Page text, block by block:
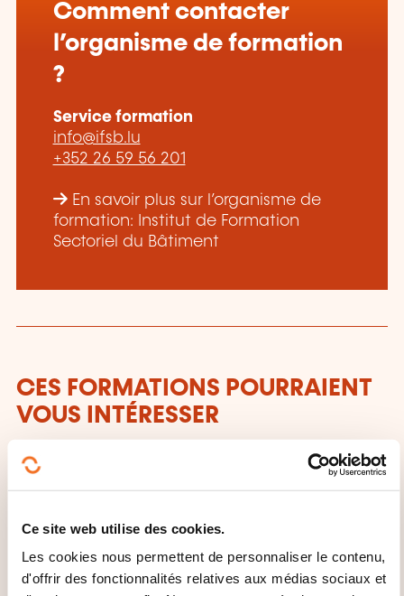
Ce site web utilise des cookies.
Les cookies nous permettent de personnaliser le contenu,
d'offrir des fonctionnalités relatives aux médias sociaux et
Comment contacter
l’organisme de formation
?
Service formation
info@ifsb.lu
+352 26 59 56 201
En savoir plus sur l’organisme de
formation: Institut de Formation
Sectoriel du Bâtiment
CES FORMATIONS POURRAIENT
VOUS INTÉRESSER
FR